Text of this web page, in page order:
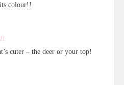
colour!!
cuter – the deer or your top!